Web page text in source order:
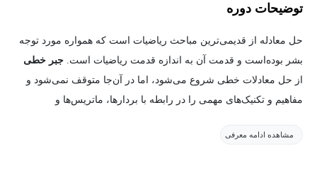
توضیحات دوره
حل معادله از قدیمی‌ترین مباحث ریاضیات است که همواره مورد توجه
بشر بوده‌است و قدمت آن به اندازه قدمت ریاضیات است. جبر خطی
از حل معادلات خطی شروع می‌شود، اما در آن‌جا متوقف نمی‌شود و
مفاهیم و تکنیک‌های مهمی را در رابطه با بردارها، ماتریس‌ها و
که به اندازه جبر خطی در علوم مهندسی کاربرد داشته باشد. در این
مشاهده ادامه معرفی